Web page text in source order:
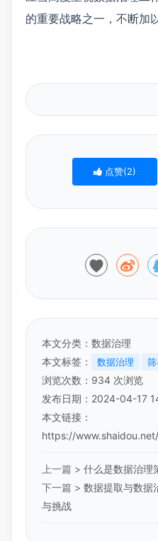
的重要战略之一，不断加
点赞(2)
本文分类： 数据治理
本文标签：
数据治理
浏览次数： 934 次浏览
发布日期：2024-04-17
本文链接：
https://
上一篇 > 什么是数据治理
下一篇 > 数据提取与数据
与挑战